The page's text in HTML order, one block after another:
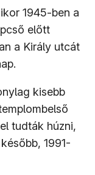
1945-ben a
előtt
a Király utcát
kisebb
tudták húzni,
1991-